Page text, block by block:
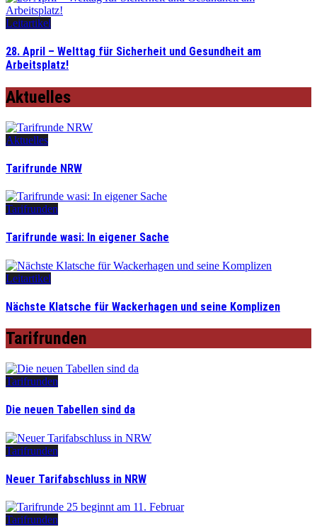
Leitartikel
28. April – Welttag für Sicherheit und Gesundheit am
Arbeitsplatz!
Aktuelles
Aktuelles
Tarifrunde NRW
Tarifrunden
Tarifrunde wasi: In eigener Sache
Leitartikel
Nächste Klatsche für Wackerhagen und seine Komplizen
Tarifrunden
Tarifrunden
Die neuen Tabellen sind da
Tarifrunden
Neuer Tarifabschluss in NRW
Tarifrunden